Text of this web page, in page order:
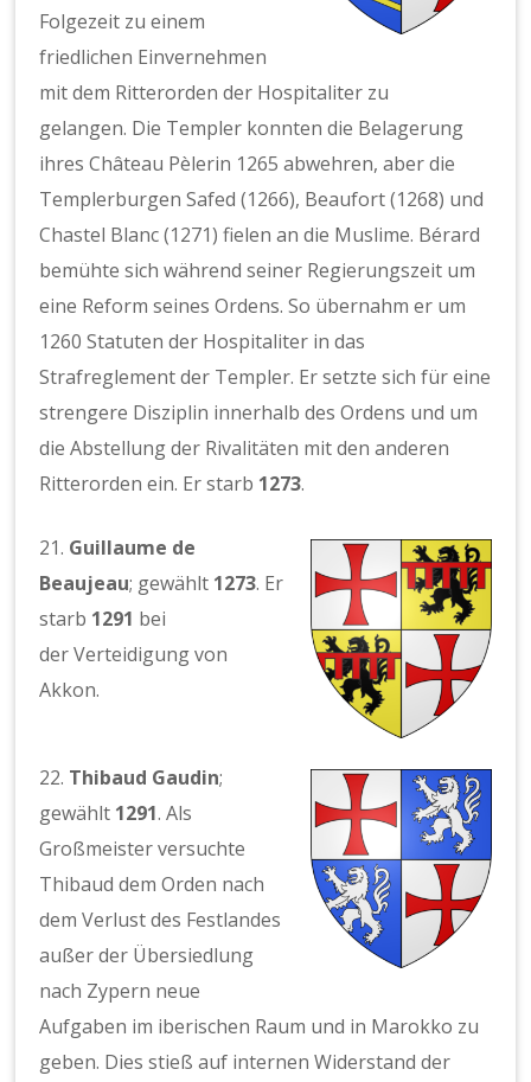
Folgezeit zu einem
friedlichen Einvernehmen
mit dem Ritterorden der Hospitaliter zu
gelangen. Die Templer konnten die Belagerung
ihres Château Pèlerin 1265 abwehren, aber die
Templerburgen Safed (1266), Beaufort (1268) und
Chastel Blanc (1271) fielen an die Muslime. Bérard
bemühte sich während seiner Regierungszeit um
eine Reform seines Ordens. So übernahm er um
1260 Statuten der Hospitaliter in das
Strafreglement der Templer. Er setzte sich für eine
strengere Disziplin innerhalb des Ordens und um
die Abstellung der Rivalitäten mit den anderen
Ritterorden ein. Er starb 1273.
21. Guillaume de
Beaujeau; gewählt 1273. Er
starb 1291 bei
der Verteidigung von
Akkon.
22. Thibaud Gaudin;
gewählt 1291. Als
Großmeister versuchte
Thibaud dem Orden nach
dem Verlust des Festlandes
außer der Übersiedlung
nach Zypern neue
Aufgaben im iberischen Raum und in Marokko zu
geben. Dies stieß auf internen Widerstand der